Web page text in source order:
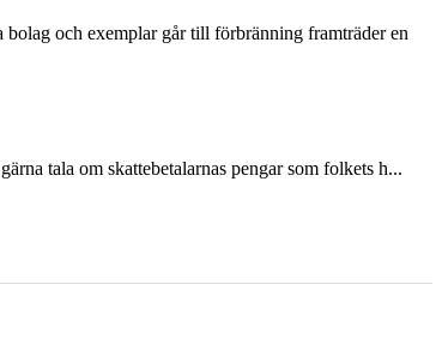
och exemplar går till förbränning framträder en
tala om skattebetalarnas pengar som folkets h...